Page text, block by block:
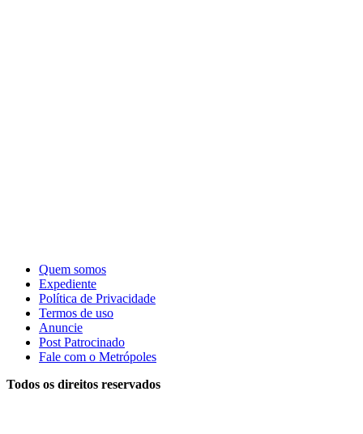
Quem somos
Expediente
Política de Privacidade
Termos de uso
Anuncie
Post Patrocinado
Fale com o Metrópoles
Todos os direitos reservados